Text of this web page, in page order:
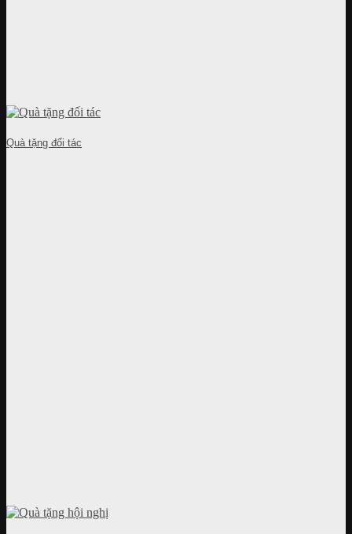
Quà tặng đối tác